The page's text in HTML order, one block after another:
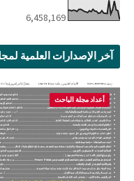
6,458,169
آخر الإصدارات العلمية
أعداد مجلة الباحث